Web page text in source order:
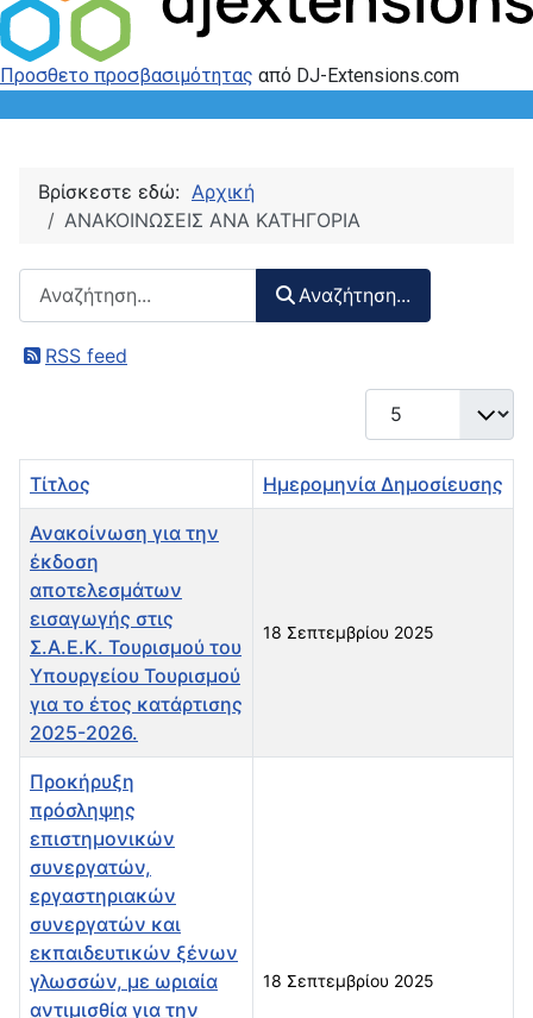
Προσθετο προσβασιμότητας από DJ-Extensions.com
Βρίσκεστε εδώ: Αρχική
ΑΝΑΚΟΙΝΩΣΕΙΣ ΑΝΑ ΚΑΤΗΓΟΡΙΑ
Αναζήτηση περιεχομένου :
Αναζήτηση...
RSS feed
Εμφάνιση #
Τίτλος Ημερομηνία Δημοσίευσης
Ανακοίνωση για την
έκδοση
αποτελεσμάτων
εισαγωγής στις
Σ.Α.Ε.Κ. Τουρισμού του
Υπουργείου Τουρισμού
για το έτος κατάρτισης
2025-2026.
18 Σεπτεμβρίου 2025
Προκήρυξη
πρόσληψης
επιστημονικών
συνεργατών,
εργαστηριακών
συνεργατών και
εκπαιδευτικών ξένων
γλωσσών, με ωριαία
αντιμισθία για την
18 Σεπτεμβρίου 2025